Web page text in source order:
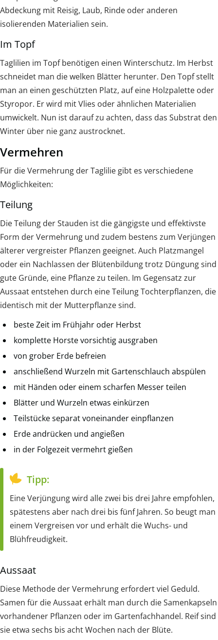
Abdeckung mit Reisig, Laub, Rinde oder anderen
isolierenden Materialien sein.
Im Topf
Taglilien im Topf benötigen einen Winterschutz. Im Herbst
schneidet man die welken Blätter herunter. Den Topf stellt
man an einen geschützten Platz, auf eine Holzpalette oder
Styropor. Er wird mit Vlies oder ähnlichen Materialien
umwickelt. Nun ist darauf zu achten, dass das Substrat den
Winter über nie ganz austrocknet.
Vermehren
Für die Vermehrung der Taglilie gibt es verschiedene
Möglichkeiten:
Teilung
Die Teilung der Stauden ist die gängigste und effektivste
Form der Vermehrung und zudem bestens zum Verjüngen
älterer vergreister Pflanzen geeignet. Auch Platzmangel
oder ein Nachlassen der Blütenbildung trotz Düngung sind
gute Gründe, eine Pflanze zu teilen. Im Gegensatz zur
Aussaat entstehen durch eine Teilung Tochterpflanzen, die
identisch mit der Mutterpflanze sind.
beste Zeit im Frühjahr oder Herbst
komplette Horste vorsichtig ausgraben
von grober Erde befreien
anschließend Wurzeln mit Gartenschlauch abspülen
mit Händen oder einem scharfen Messer teilen
Blätter und Wurzeln etwas einkürzen
Teilstücke separat voneinander einpflanzen
Erde andrücken und angießen
in der Folgezeit vermehrt gießen
Tipp:
Eine Verjüngung wird alle zwei bis drei Jahre empfohlen,
spätestens aber nach drei bis fünf Jahren. So beugt man
einem Vergreisen vor und erhält die Wuchs- und
Blühfreudigkeit.
Aussaat
Diese Methode der Vermehrung erfordert viel Geduld.
Samen für die Aussaat erhält man durch die Samenkapseln
vorhandener Pflanzen oder im Gartenfachhandel. Reif sind
sie etwa sechs bis acht Wochen nach der Blüte.